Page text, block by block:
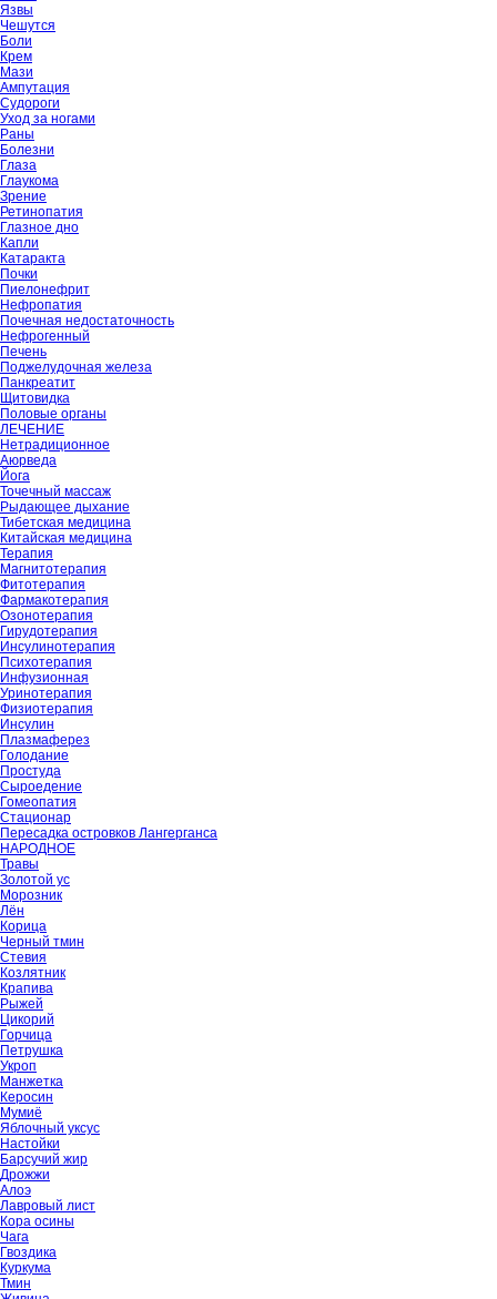
Язвы
Чешутся
Боли
Крем
Мази
Ампутация
Судороги
Уход за ногами
Раны
Болезни
Глаза
Глаукома
Зрение
Ретинопатия
Глазное дно
Капли
Катаракта
Почки
Пиелонефрит
Нефропатия
Почечная недостаточность
Нефрогенный
Печень
Поджелудочная железа
Панкреатит
Щитовидка
Половые органы
ЛЕЧЕНИЕ
Нетрадиционное
Аюрведа
Йога
Точечный массаж
Рыдающее дыхание
Тибетская медицина
Китайская медицина
Терапия
Магнитотерапия
Фитотерапия
Фармакотерапия
Озонотерапия
Гирудотерапия
Инсулинотерапия
Психотерапия
Инфузионная
Уринотерапия
Физиотерапия
Инсулин
Плазмаферез
Голодание
Простуда
Сыроедение
Гомеопатия
Стационар
Пересадка островков Лангерганса
НАРОДНОЕ
Травы
Золотой ус
Морозник
Лён
Корица
Черный тмин
Стевия
Козлятник
Крапива
Рыжей
Цикорий
Горчица
Петрушка
Укроп
Манжетка
Керосин
Мумиё
Яблочный уксус
Настойки
Барсучий жир
Дрожжи
Алоэ
Лавровый лист
Кора осины
Чага
Гвоздика
Куркума
Тмин